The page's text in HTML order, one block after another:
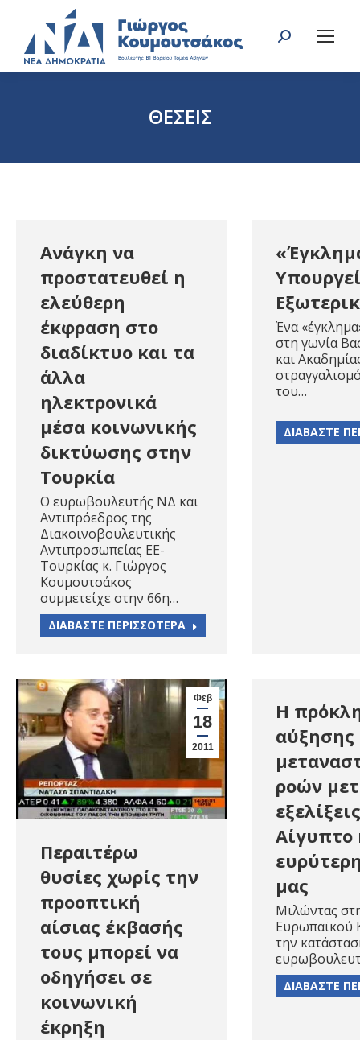
Search:
ΘΕΣΕΙΣ
Ανάγκη να
προστατευθεί η
ελεύθερη
έκφραση στο
διαδίκτυο και τα
άλλα
ηλεκτρονικά
μέσα κοινωνικής
δικτύωσης στην
Τουρκία
Ο ευρωβουλευτής ΝΔ και
Αντιπρόεδρος της
Διακοινοβουλευτικής
Αντιπροσωπείας ΕΕ-
Τουρκίας κ. Γιώργος
Κουμουτσάκος
συμμετείχε στην 66η…
ΔΙΑΒΑΣΤΕ ΠΕΡΙΣΣΟΤΕΡΑ
Ένα
στη γωνία
και
του…
ΔΙΑΒΑΣΤΕ
Φεβ
18
2011
Περαιτέρω
θυσίες χωρίς την
προοπτική
αίσιας έκβασής
τους μπορεί να
οδηγήσει σε
κοινωνική
έκρηξη
Η
ροών
Αίγυπτο
μας
Μιλώντας
Ευρωπαϊκού
την
ΔΙΑΒΑΣΤΕ